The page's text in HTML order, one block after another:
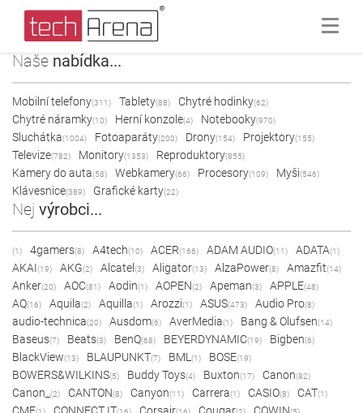
Naše nabídka...
Mobilní telefony(311) Tablety(88) Chytré hodinky(62)
Chytré náramky(10) Herní konzole(4) Notebooky(970)
Sluchátka(1004) Fotoaparáty(200) Drony(154) Projektory(155)
Televize(782) Monitory(1353) Reproduktory(855)
Kamery do auta(58) Webkamery(66) Procesory(109) Myši(546)
Klávesnice(389) Grafické karty(22)
Nej výrobci...
(1) 4gamers(8) A4tech(10) ACER(166) ADAM AUDIO(11) ADATA(1)
AKAI(19) AKG(2) Alcatel (3) Aligator(13) AlzaPower(8) Amazfit(14)
Anker(20) AOC(81) Aodin(1) AOPEN(2) Apeman(3) APPLE(48)
AQ(16) Aquila(2) Aquilla(1) Arozzi(1) ASUS(473) Audio Pro(8)
audio-technica(20) Ausdom(6) AverMedia(1) Bang & Olufsen(14)
Baseus(7) Beats(3) BenQ(68) BEYERDYNAMIC(19) Bigben(6)
BlackView(13) BLAUPUNKT(7) BML (1) BOSE(19)
BOWERS&WILKINS(5) Buddy Toys(4) Buxton(17) Canon(82)
Canon_ (2) CANTON(8) Canyon(11) Carrera(1) CASIO(8) CAT(1)